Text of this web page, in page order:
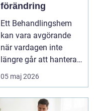
förändring
Ett Behandlingshem
kan vara avgörande
när vardagen inte
längre går att hantera
på egen hand. För
mån...
05 maj 2026